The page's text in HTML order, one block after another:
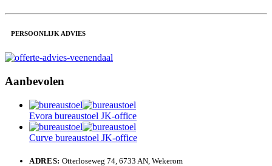
PERSOONLIJK ADVIES
Aanbevolen
Evora bureaustoel JK-office
Curve bureaustoel JK-office
ADRES: Otterloseweg 74, 6733 AN, Wekerom